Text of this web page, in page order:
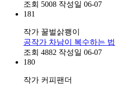
조회 5008 작성일 06-07
181
작가 꿀벌삵쾡이
공작가 차남이 복수하는 법
조회 4882 작성일 06-07
180
작가 커피팬더